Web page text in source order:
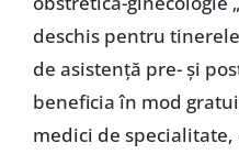
deschis pentru
de asistenţă pre- şi
beneficia în mod
medici de